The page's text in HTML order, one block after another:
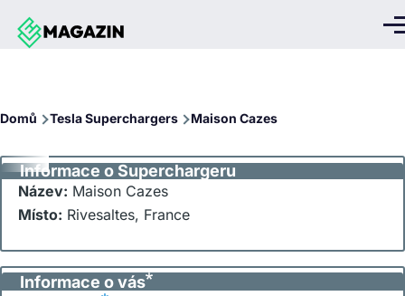
Přejít k hlavnímu obsahu
Domů Tesla Superchargers Maison Cazes
Informace o Superchargeru
Název: Maison Cazes
Místo: Rivesaltes, France
Informace o vás